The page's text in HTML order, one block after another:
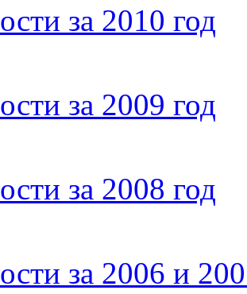
за 2010 год
за 2009 год
за 2008 год
за 2006 и